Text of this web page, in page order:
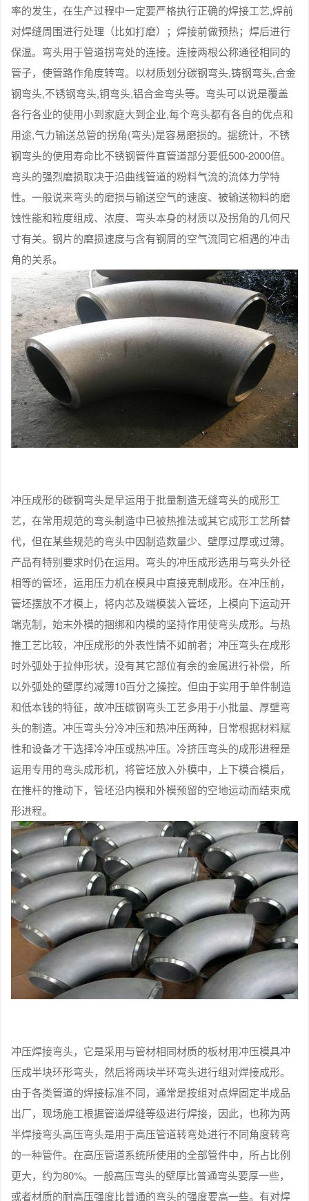
率的发生，在生产过程中一定要严格执行正确的焊接工艺,焊前
对焊缝周围进行处理（比如打磨）；焊接前做预热；焊后进行
保温。弯头用于管道拐弯处的连接。连接两根公称通径相同的
管子，使管路作角度转弯。以材质划分碳钢弯头,铸钢弯头,合金
钢弯头,不锈钢弯头,铜弯头,铝合金弯头等。弯头可以说是覆盖
各行各业的使用小到家庭大到企业,每个弯头都有各自的优点和
用途,气力输送总管的拐角(弯头)是容易磨损的。据统计，不锈
钢弯头的使用寿命比不锈钢管件直管道部分要低500-2000倍。
弯头的强烈磨损取决于沿曲线管道的粉料气流的流体力学特
性。一般说来弯头的磨损与输送空气的速度、被输送物料的磨
蚀性能和粒度组成、浓度、弯头本身的材质以及拐角的几何尺
寸有关。钢片的磨损速度与含有钢屑的空气流同它相遇的冲击
角的关系。
冲压成形的碳钢弯头是早运用于批量制造无缝弯头的成形工
艺，在常用规范的弯头制造中已被热推法或其它成形工艺所替
代，但在某些规范的弯头中因制造数量少、壁厚过厚或过薄。
产品有特别要求时仍在运用。弯头的冲压成形选用与弯头外径
相等的管坯，运用压力机在模具中直接克制成形。在冲压前，
管坯摆放不才模上，将内芯及端模装入管坯，上模向下运动开
端克制，始末外模的捆绑和内模的坚持作用使弯头成形。与热
推工艺比较，冲压成形的外表性情不如前者；冲压弯头在成形
时外弧处于拉伸形状，没有其它部位有余的金属进行补偿，所
以外弧处的壁厚约减薄10百分之操控。但由于实用于单件制造
和低本钱的特征，故冲压碳钢弯头工艺多用于小批量、厚壁弯
头的制造。冲压弯头分冷冲压和热冲压两种，日常根据材料赋
性和设备才干选择冷冲压或热冲压。冷挤压弯头的成形进程是
运用专用的弯头成形机，将管坯放入外模中，上下模合模后，
在推杆的推动下，管坯沿内模和外模预留的空地运动而结束成
形进程。
冲压焊接弯头，它是采用与管材相同材质的板材用冲压模具冲
压成半块环形弯头，然后将两块半环弯头进行组对焊接成形。
由于各类管道的焊接标准不同，通常是按组对点焊固定半成品
出厂，现场施工根据管道焊缝等级进行焊接，因此，也称为两
半焊接弯头高压弯头是用于高压管道转弯处进行不同角度转弯
的一种管件。在高压管道系统所使用的全部管件中，所占比例
更大，约为80%。一般高压弯头的壁厚比普通弯头要厚一些，
或者材质的耐高压强度比普通的弯头的强度要高一些。有对焊